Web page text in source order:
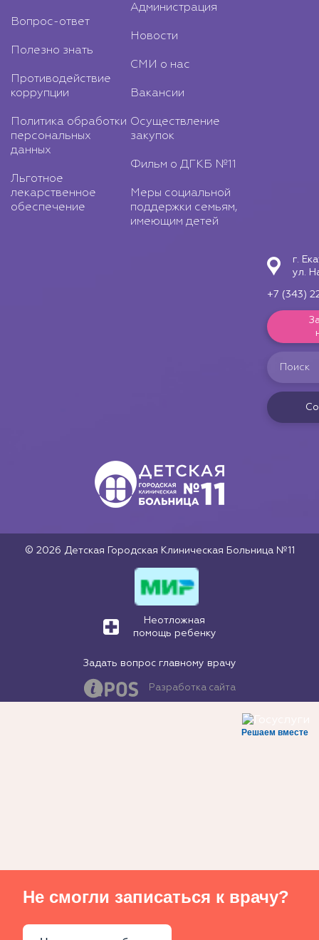
Вопрос-ответ
Полезно знать
Противодействие
коррупции
Политика обработки
персональных
данных
Льготное
лекарственное
обеспечение
Администрация
Новости
СМИ о нас
Вакансии
Осуществление
закупок
Фильм о ДГКБ №11
Меры социальной
поддержки семьям,
имеющим детей
г.
ул.
+7 (343)
© 2026 Детская Городская Клиническая Больница №11
Неотложная
помощь ребенку
Задать вопрос главному врачу
Разработка сайта
Решаем вместе
Не смогли записаться к врачу?